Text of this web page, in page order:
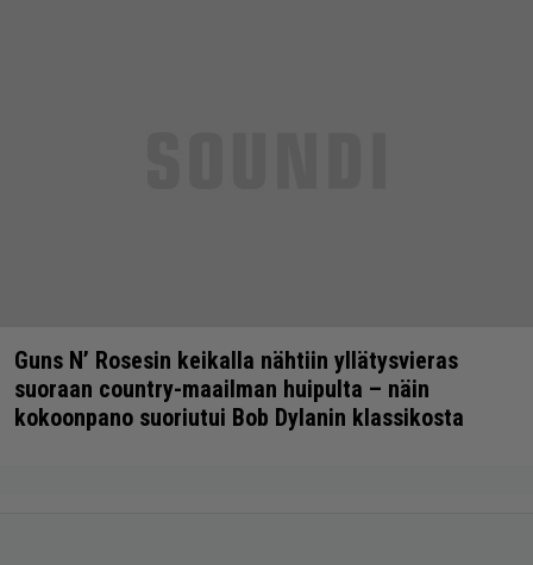
Guns N’ Rosesin keikalla nähtiin yllätysvieras
suoraan country-maailman huipulta – näin
kokoonpano suoriutui Bob Dylanin klassikosta